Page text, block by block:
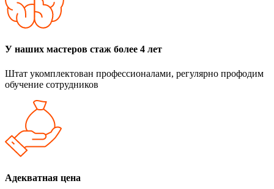
У наших мастеров стаж более 4 лет
Штат укомплектован профессионалами, регулярно профодим
обучение сотрудников
Адекватная цена